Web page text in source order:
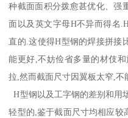
种截面面积分拨愈甚优化、强
面以及英文字母H不异而得名
直的.这使得H型钢的焊接拼接
能更好,不妨俭省多量的材伎
拉,然而截面尺寸因翼板太窄,
H型钢以及工字钢的差别和用
轻型的,鉴于截面尺寸均相应较